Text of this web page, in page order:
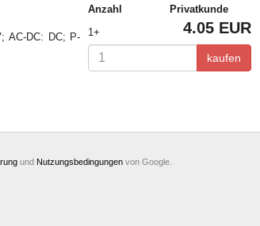
AC-DC: DC; P-
Anzahl
Privatkunde
1+
4.05 EUR
kaufen
und Nutzungsbedingungen von Google.